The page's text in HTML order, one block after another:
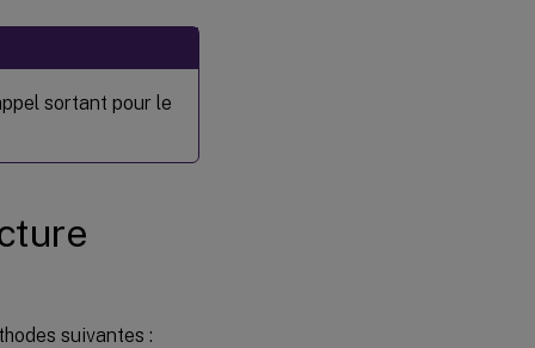
sortant pour le
suivantes :